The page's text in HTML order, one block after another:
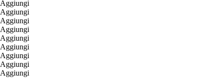
Aggiungi
Aggiungi
Aggiungi
Aggiungi
Aggiungi
Aggiungi
Aggiungi
Aggiungi
Aggiungi